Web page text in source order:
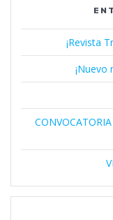
¡Revista
¡Nuevo